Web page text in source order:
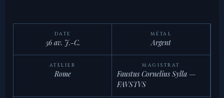
DATE
56 av. J.-C.
MÉTAL
Argent
ATELIER
Rome
MAGISTRAT
Faustus Cornelius Sylla —
FAVSTVS